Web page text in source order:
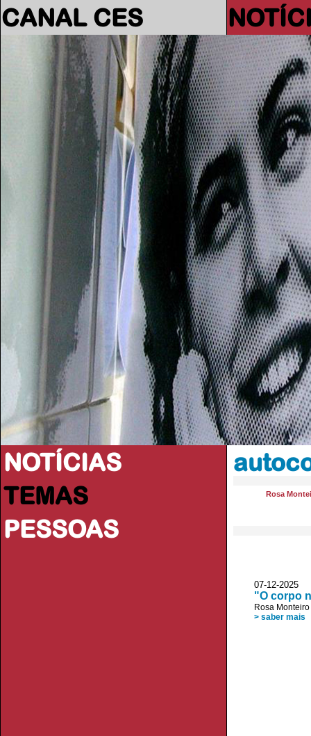
CANAL CES
NOTÍCIAS
TEMAS
PESSOAS
Rosa
07-12-2025
"O corpo
Rosa Monteiro
> saber mais